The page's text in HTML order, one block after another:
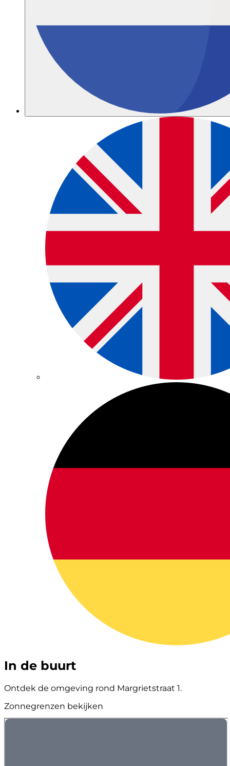
In de buurt
Ontdek de omgeving rond Margrietstraat 1.
Zonnegrenzen bekijken